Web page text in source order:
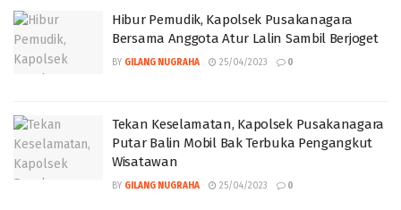
Hibur Pemudik, Kapolsek Pusakanagara
Bersama Anggota Atur Lalin Sambil Berjoget
BY GILANG NUGRAHA 25/04/2023 0
Tekan Keselamatan, Kapolsek Pusakanagara
Putar Balin Mobil Bak Terbuka Pengangkut
Wisatawan
BY GILANG NUGRAHA 25/04/2023 0